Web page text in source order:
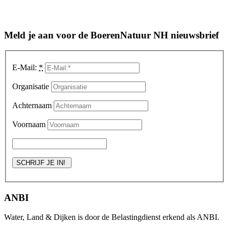
Meld je aan voor de BoerenNatuur NH nieuwsbrief
E-Mail: *
Organisatie
Achternaam
Voornaam
ANBI
Water, Land & Dijken is door de Belastingdienst erkend als ANBI.